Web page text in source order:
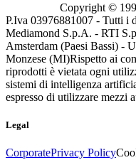
Copyright ©
P.Iva 03976881007 - Tutti i
Mediamond S.p.A. - RTI
Amsterdam (Paesi Bassi) -
Monzese (MI)Rispetto ai
riprodotti è vietata ogni
sistemi di intelligenza
espresso di utilizzare mezzi
Legal
CorporatePrivacy Policy